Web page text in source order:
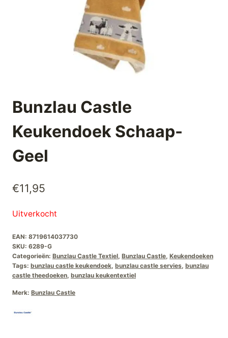
Bunzlau Castle
Keukendoek Schaap-
Geel
€11,95
Uitverkocht
EAN: 8719614037730
SKU: 6289-G
Categorieën: Bunzlau Castle Textiel, Bunzlau Castle, Keukendoeken
Tags: bunzlau castle keukendoek, bunzlau castle servies, bunzlau
castle theedoeken, bunzlau keukentextiel
Merk: Bunzlau Castle